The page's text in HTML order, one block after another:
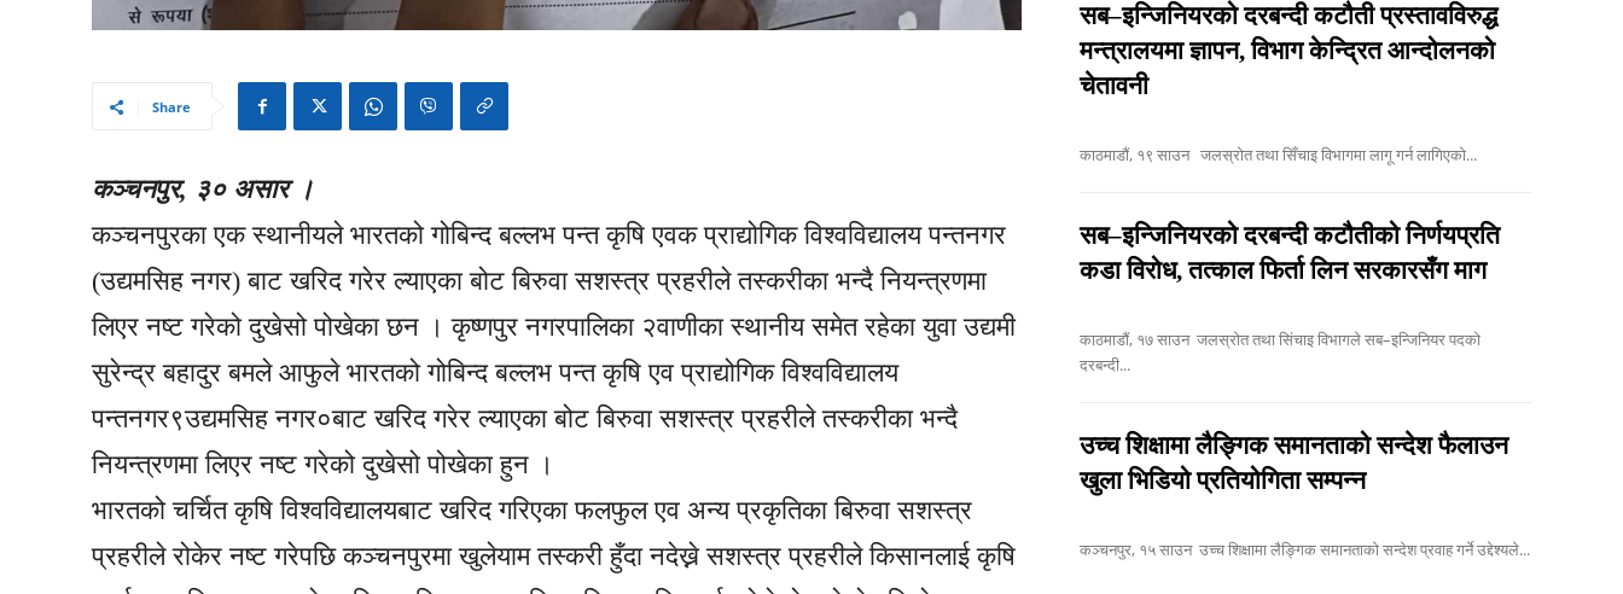
Share
कञ्चनपुर, ३० असार ।
कञ्चनपुरका एक स्थानीयले भारतको गोबिन्द बल्लभ पन्त कृषि एवक प्राद्योगिक विश्वविद्यालय पन्तनगर
(उद्यमसिह नगर) बाट खरिद गरेर ल्याएका बोट बिरुवा सशस्त्र प्रहरीले तस्करीका भन्दै नियन्त्रणमा
लिएर नष्ट गरेको दुखेसो पोखेका छन । कृष्णपुर नगरपालिका २वाणीका स्थानीय समेत रहेका युवा उद्यमी
सुरेन्द्र बहादुर बमले आफुले भारतको गोबिन्द बल्लभ पन्त कृषि एव प्राद्योगिक विश्वविद्यालय
पन्तनगर९उद्यमसिह नगर०बाट खरिद गरेर ल्याएका बोट बिरुवा सशस्त्र प्रहरीले तस्करीका भन्दै
नियन्त्रणमा लिएर नष्ट गरेको दुखेसो पोखेका हुन ।
भारतको चर्चित कृषि विश्वविद्यालयबाट खरिद गरिएका फलफुल एव अन्य प्रकृतिका बिरुवा सशस्त्र
प्रहरीले रोकेर नष्ट गरेपछि कञ्चनपुरमा खुलेयाम तस्करी हुँदा नदेख्ने सशस्त्र प्रहरीले किसानलाई कृषि
सब–इन्जिनियरको दरबन्दी कटौती प्रस्तावविरुद्ध
मन्त्रालयमा ज्ञापन, विभाग केन्द्रित आन्दोलनको
चेतावनी
काठमाडौं, १९ साउन जलस्रोत तथा सिँचाइ विभागमा लागू गर्न लागिएको...
सब–इन्जिनियरको दरबन्दी कटौतीको निर्णयप्रति
कडा विरोध, तत्काल फिर्ता लिन सरकारसँग माग
काठमाडौं, १७ साउन जलस्रोत तथा सिंचाइ विभागले सब–इन्जिनियर पदको
दरबन्दी...
उच्च शिक्षामा लैङ्गिक समानताको सन्देश फैलाउन
खुला भिडियो प्रतियोगिता सम्पन्न
कञ्चनपुर, १५ साउन उच्च शिक्षामा लैङ्गिक समानताको सन्देश प्रवाह गर्ने उद्देश्यले...